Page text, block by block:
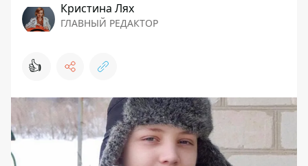
Кристина Лях
ГЛАВНЫЙ РЕДАКТОР
👍